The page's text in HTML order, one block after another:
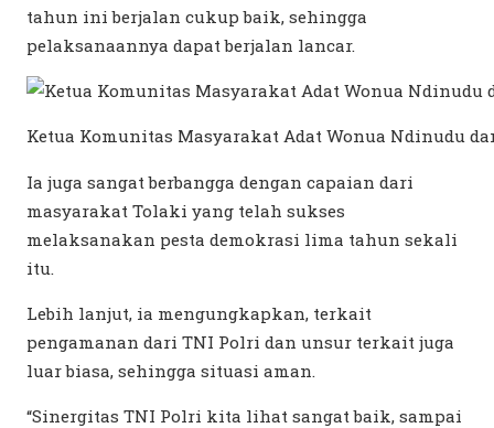
tahun ini berjalan cukup baik, sehingga
pelaksanaannya dapat berjalan lancar.
Ketua Komunitas Masyarakat Adat Wonua Ndinudu
Ia juga sangat berbangga dengan capaian dari
masyarakat Tolaki yang telah sukses
melaksanakan pesta demokrasi lima tahun sekali
itu.
Lebih lanjut, ia mengungkapkan, terkait
pengamanan dari TNI Polri dan unsur terkait juga
luar biasa, sehingga situasi aman.
“Sinergitas TNI Polri kita lihat sangat baik, sampai